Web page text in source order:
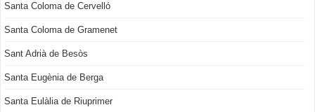
Santa Coloma de Cervelló
Santa Coloma de Gramenet
Sant Adrià de Besòs
Santa Eugènia de Berga
Santa Eulàlia de Riuprimer